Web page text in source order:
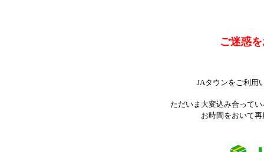
ご迷惑
JAタウンをご利用
ただいま大変込み合って
お時間をおいて